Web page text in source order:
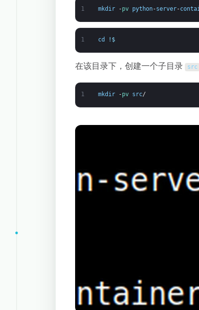
1 mkdir -pv python-server-
1 cd ! $
在该目录下，创建一个子目录 src
1 mkdir -pv src/